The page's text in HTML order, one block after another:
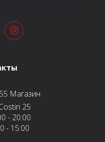
Магазин
25
- 20:00
- 15:00